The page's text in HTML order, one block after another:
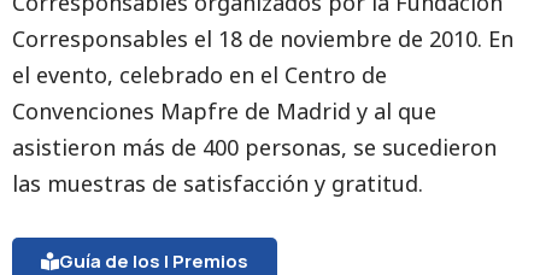
Corresponsables el 18 de noviembre de 2010. En
el evento, celebrado en el Centro de
Convenciones Mapfre de Madrid y al que
asistieron más de 400 personas, se sucedieron
las muestras de satisfacción y gratitud.
Guía de los I Premios